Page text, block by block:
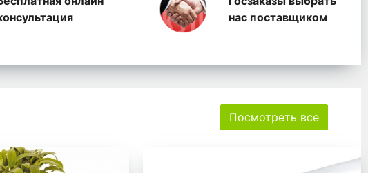
нас поставщиком
Посмотреть все